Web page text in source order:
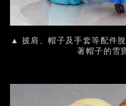
▲ 披肩、帽子及手套等配件
著帽子的雪